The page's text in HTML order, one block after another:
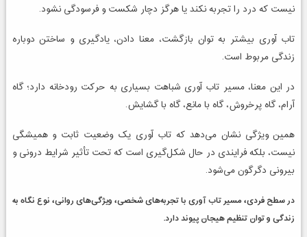
نیست که درد را تجربه نکند یا هرگز دچار شکست و فرسودگی نشود.
تاب آوری بیشتر به توان بازگشت، معنا دادن، یادگیری و ساختن دوباره
زندگی مربوط است.
در این معنا، مسیر تاب آوری شباهت بسیاری به حرکت رودخانه دارد؛ گاه
آرام، گاه پرخروش، گاه با مانع، گاه با گشایش.
همین ویژگی نشان می‌دهد که تاب آوری یک وضعیت ثابت و همیشگی
نیست، بلکه فرایندی در حال شکل‌گیری است که تحت تأثیر شرایط درونی و
بیرونی دگرگون می‌شود.
در سطح فردی، مسیر تاب آوری با تجربه‌های شخصی، ویژگی‌های روانی، نوع نگاه به
زندگی و توان تنظیم هیجان پیوند دارد.